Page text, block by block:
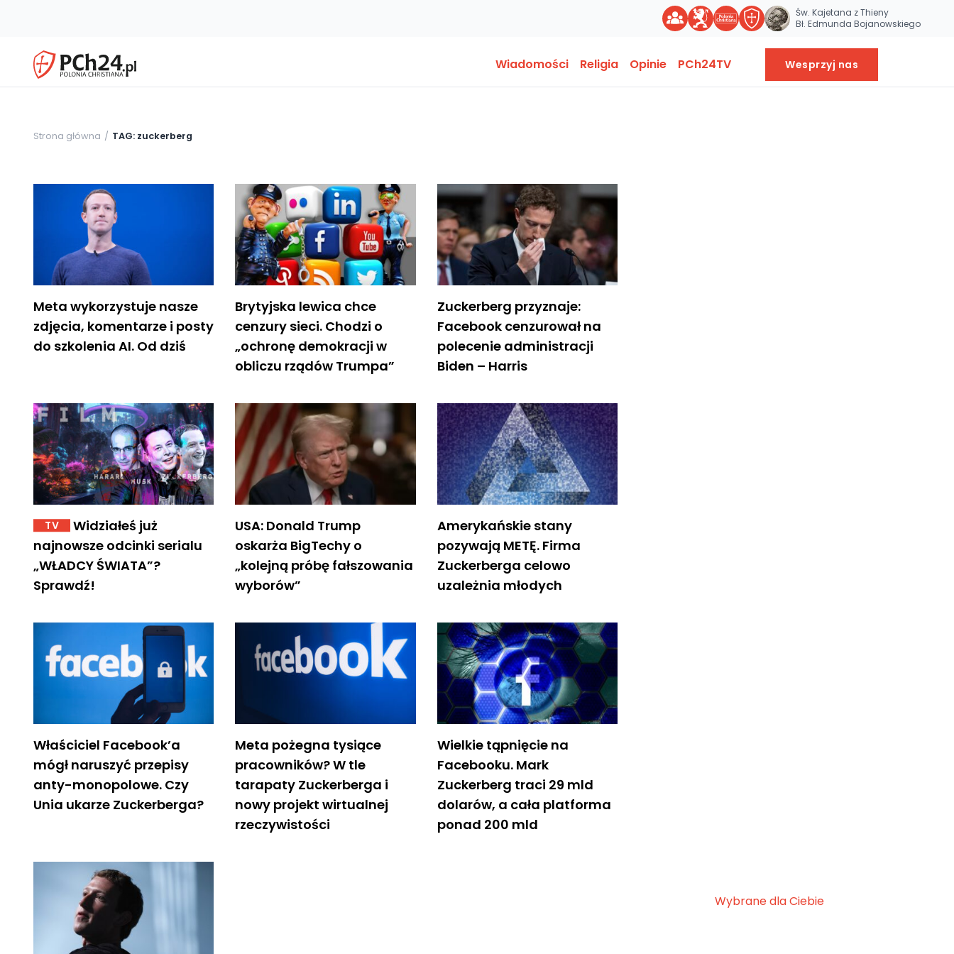
Św. Kajetana z Thieny
Bł. Edmunda Bojanowskiego
Wiadomości Religia Opinie PCh24TV Wesprzyj nas
Strona główna TAG: zuckerberg
Meta wykorzystuje nasze
zdjęcia, komentarze i posty
do szkolenia AI. Od dziś
Brytyjska lewica chce
cenzury sieci. Chodzi o
„ochronę demokracji w
obliczu rządów Trumpa”
Zuckerberg przyznaje:
Facebook cenzurował na
polecenie administracji
Biden – Harris
TV
Widziałeś już
najnowsze odcinki serialu
„WŁADCY ŚWIATA”?
Sprawdź!
USA: Donald Trump
oskarża BigTechy o
„kolejną próbę fałszowania
wyborów”
Amerykańskie stany
pozywają METĘ. Firma
Zuckerberga celowo
uzależnia młodych
Właściciel Facebook’a
mógł naruszyć przepisy
anty-monopolowe. Czy
Unia ukarze Zuckerberga?
Meta pożegna tysiące
pracowników? W tle
tarapaty Zuckerberga i
nowy projekt wirtualnej
rzeczywistości
Wielkie tąpnięcie na
Facebooku. Mark
Zuckerberg traci 29 mld
dolarów, a cała platforma
ponad 200 mld
Wybrane dla Ciebie